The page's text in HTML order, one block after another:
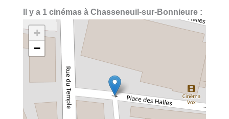
Il y a 1 cinémas à Chasseneuil-sur-Bonnieure :
+
−